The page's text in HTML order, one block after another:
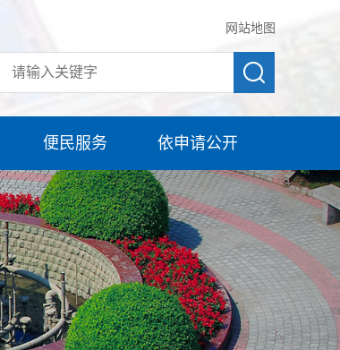
网站地图
便民服务 依申请公开